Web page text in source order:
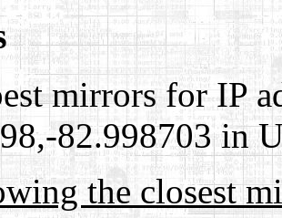
mirrors for IP
82.998703 in
the closest